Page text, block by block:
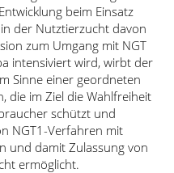
beim Einsatz
der Nutztierzucht davon
zum Umgang mit NGT
intensiviert wird, wirbt der
Sinne einer geordneten
die im Ziel die Wahlfreiheit
schützt und
NGT1-Verfahren mit
und damit Zulassung von
ermöglicht.